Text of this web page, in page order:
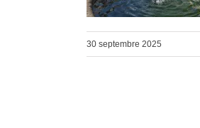
30 septembre 2025